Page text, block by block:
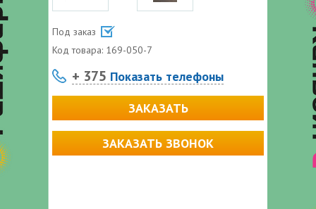
Под заказ
Код товара: 169-050-7
+ 375 Показать телефоны
ЗАКАЗАТЬ
ЗАКАЗАТЬ ЗВОНОК